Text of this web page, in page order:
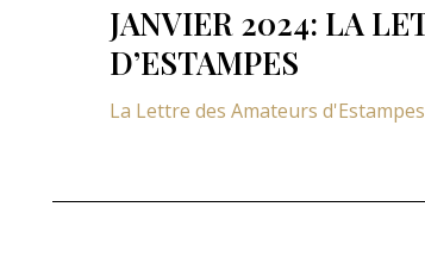
JANVIER 2024: LA
D’ESTAMPES
La Lettre des Amateurs d'Estampes